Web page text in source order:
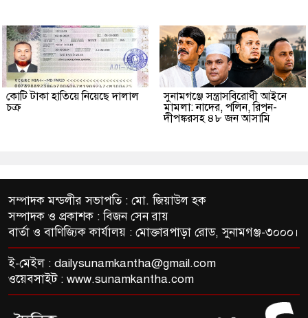
কোটি টাকা হাতিয়ে নিয়েছে দালাল
চক্র
‎সুনামগঞ্জে সন্ত্রাসবিরোধী আইনে
মামলা: নাদের, পলিন, রিপন-
দীপঙ্করসহ ৪৮ জন আসামি
সম্পাদক মন্ডলীর সভাপতি : মো. জিয়াউল হক
সম্পাদক ও প্রকাশক : বিজন সেন রায়
বার্তা ও বাণিজ্যিক কার্যালয় : মোক্তারপাড়া রোড, সুনামগঞ্জ-৩০০০।
ই-মেইল : dailysunamkantha@gmail.com
ওয়েবসাইট : www.sunamkantha.com